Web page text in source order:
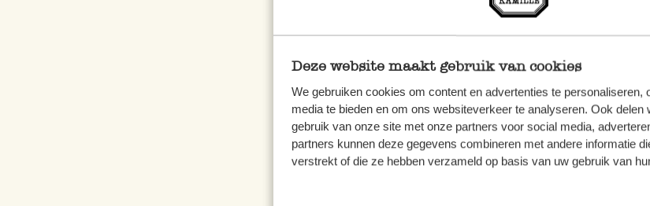
Deze website maakt gebruik van cookies
We gebruiken cookies om content en advertenties te personaliseren,
media te bieden en om ons websiteverkeer te analyseren. Ook delen
gebruik van onze site met onze partners voor social media,
partners kunnen deze gegevens combineren met andere informatie
verstrekt of die ze hebben verzameld op basis van uw gebruik van
0,07 € / l
Épuisé
% %